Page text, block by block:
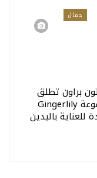
جمال
براون تطلق
مجموعة Gingerlily
للعناية باليدين